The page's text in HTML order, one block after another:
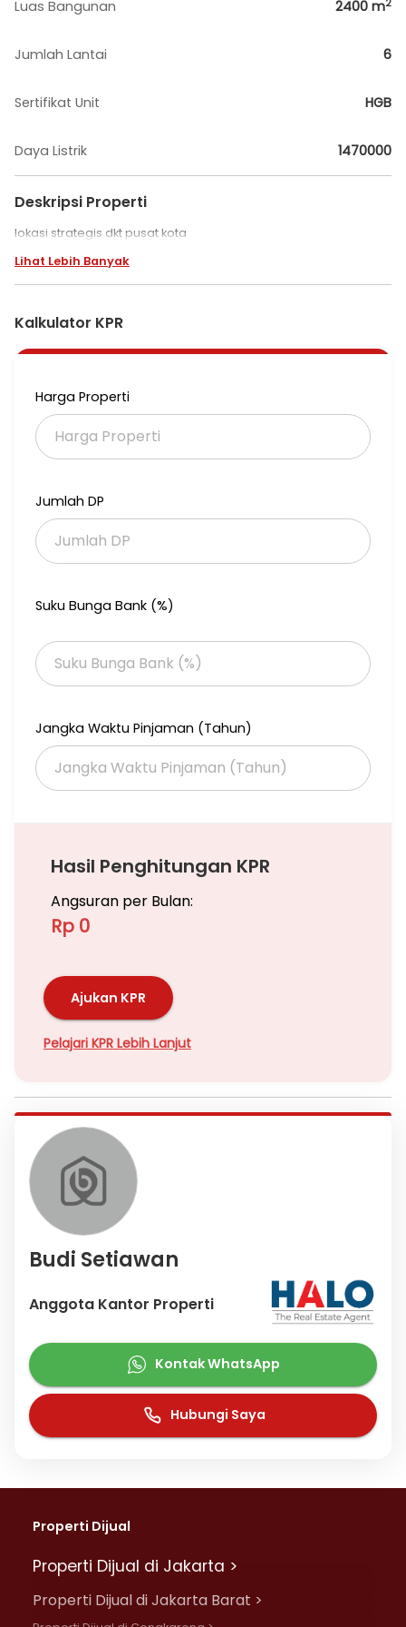
Luas Bangunan 2400 m2
Jumlah Lantai 6
Sertifikat Unit HGB
Daya Listrik 1470000
Deskripsi Properti
lokasi strategis dkt pusat kota
Lihat Lebih Banyak
Kalkulator KPR
Harga Properti
Jumlah DP
Suku Bunga Bank (%)
Jangka Waktu Pinjaman (Tahun)
Hasil Penghitungan KPR
Angsuran per Bulan:
Rp 0
Ajukan KPR
Pelajari KPR Lebih Lanjut
Budi Setiawan
Anggota Kantor Properti
Kontak WhatsApp
Hubungi Saya
Properti Dijual
Properti Dijual di Jakarta >
Properti Dijual di Jakarta Barat >